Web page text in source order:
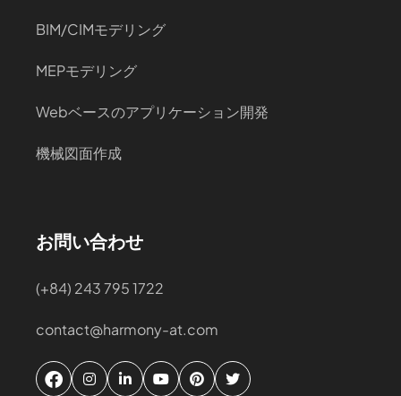
BIM/CIMモデリング
MEPモデリング
Webベースのアプリケーション開発
機械図面作成
お問い合わせ
(+84) 243 795 1722
contact@harmony-at.com